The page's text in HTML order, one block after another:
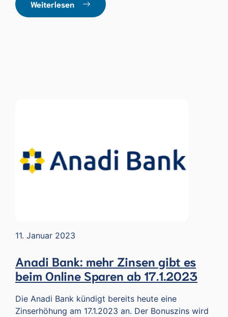
Weiterlesen
11. Januar 2023
Anadi Bank: mehr Zinsen gibt es
beim Online Sparen ab 17.1.2023
Die Anadi Bank kündigt bereits heute eine
Zinserhöhung am 17.1.2023 an. Der Bonuszins wird